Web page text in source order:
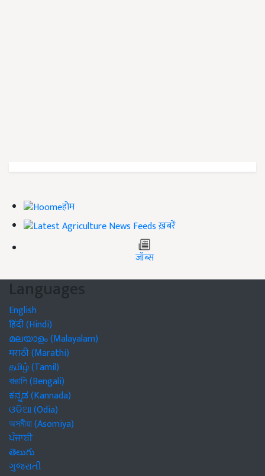
होम
ख़बरें
जॉब्स
Languages
English
हिंदी (Hindi)
മലയാളം (Malayalam)
मराठी (Marathi)
தமிழ் (Tamil)
বাঙালি (Bengali)
ಕನ್ನಡ (Kannada)
ଓଡିଆ (Odia)
অসমীয়া (Asomiya)
ਪੰਜਾਬੀ
తెలుగు
ગુજરાતી